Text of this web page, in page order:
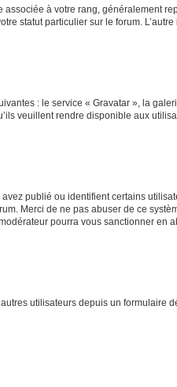
à votre rang, généralement
statut particulier sur le forum.
: le service « Gravatar », la
veuillent rendre disponible aux
publié ou identifient certains
Merci de ne pas abuser de ce
pourra vous sanctionner en
utilisateurs depuis un formulaire